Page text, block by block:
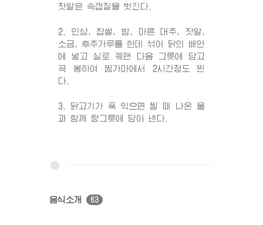
잣알은 속껍질을 벗긴다.
2. 인삼, 찹쌀, 밤, 마른 대추, 잣알,
소금, 후추가루를 한데 섞어 닭의 배안
에 넣고 실로 꿰맨 다음 그릇에 담고
꼭 봉하여 찜가마에서 2시간정도 찐
다.
3. 닭고기가 푹 익으면 찔 때 나온 물
과 함께 탕그릇에 담아 낸다.
음식소개 63